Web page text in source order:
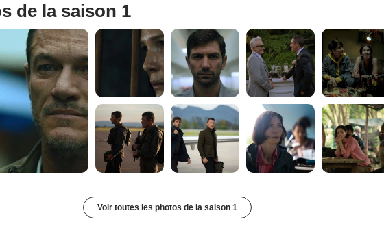
de la saison 1
Voir toutes les photos de la saison 1